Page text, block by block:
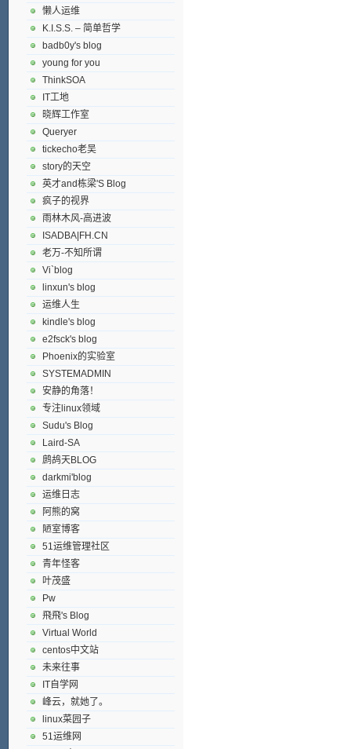
懒人运维
K.I.S.S. – 简单哲学
badb0y's blog
young for you
ThinkSOA
IT工地
晓辉工作室
Queryer
tickecho老吴
story的天空
英才and栋梁'S Blog
疯子的视界
雨林木风-高进波
ISADBA|FH.CN
老万-不知所谓
Vi`blog
linxun's blog
运维人生
kindle's blog
e2fsck's blog
Phoenix的实验室
SYSTEMADMIN
安静的角落！
专注linux领域
Sudu's Blog
Laird-SA
鹧鸪天BLOG
darkmi'blog
运维日志
阿熊的窝
陋室博客
51运维管理社区
青年怪客
叶茂盛
Pw
飛飛's Blog
Virtual World
centos中文站
未来往事
IT自学网
峰云，就她了。
linux菜园子
51运维网